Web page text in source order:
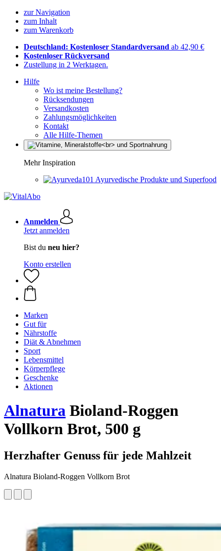
zur Navigation
zum Inhalt
zum Warenkorb
Deutschland: Kostenloser Standardversand ab 42,90 €
Kostenloser Rückversand
Zustellung in 2 Werktagen.
Hilfe
Wo ist meine Bestellung?
Rücksendungen
Versandkosten
Zahlungsmöglichkeiten
Kontakt
Alle Hilfe-Themen
Mehr Inspiration
Ayurvedische Produkte und Superfood
Anmelden
Jetzt anmelden
Bist du neu hier?
Konto erstellen
Marken
Gut für
Nährstoffe
Diät & Abnehmen
Sport
Lebensmittel
Körperpflege
Geschenke
Aktionen
Alnatura Bioland-Roggen
Vollkorn Brot, 500 g
Herzhafter Genuss für jede Mahlzeit
Alnatura Bioland-Roggen Vollkorn Brot